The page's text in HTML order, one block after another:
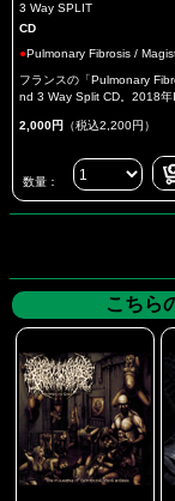
3 Way SPLIT
CD
●Pulmonary Fibrosis /
フランスの「Pulmonary
nd 3 Way Split CD。2018年
2,000円 （税込2,200円）
数量：
こちら